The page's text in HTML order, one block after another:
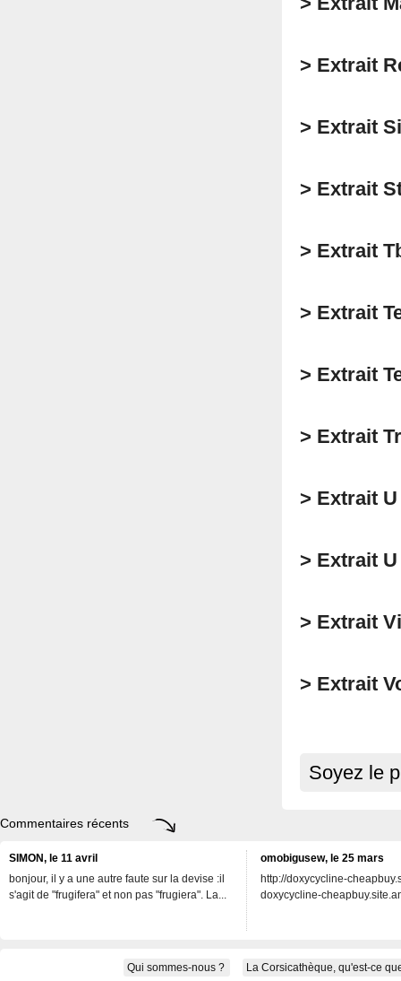
> Extrait
> Extrait
> Extrait
> Extrait
> Extrait
> Extrait
> Extrait
> Extrait
> Extrait
> Extrait
> Extrait
Soyez le
Commentaires récents
SIMON, le 11 avril
bonjour, il y a une autre faute sur la devise :il
s'agit de "frugifera" et non pas "frugiera". La...
omobigusew, le 25 mars
http://doxycycline-
doxycycline-
Qui sommes-nous ? La Corsicathèque, qu'est-ce